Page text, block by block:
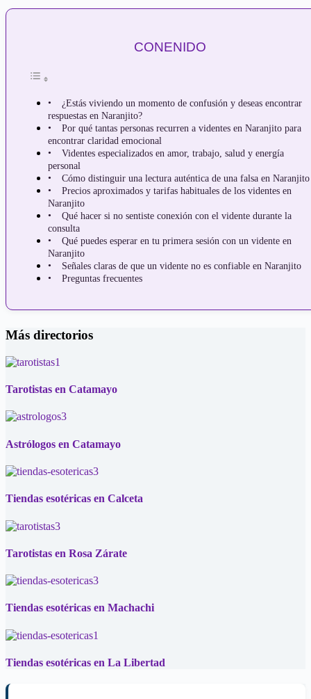
CONENIDO
¿Estás viviendo un momento de confusión y deseas encontrar
respuestas en Naranjito?
Por qué tantas personas recurren a videntes en Naranjito para
encontrar claridad emocional
Videntes especializados en amor, trabajo, salud y energía
personal
Cómo distinguir una lectura auténtica de una falsa en Naranjito
Precios aproximados y tarifas habituales de los videntes en
Naranjito
Qué hacer si no sentiste conexión con el vidente durante la
consulta
Qué puedes esperar en tu primera sesión con un vidente en
Naranjito
Señales claras de que un vidente no es confiable en Naranjito
Preguntas frecuentes
Más directorios
Tarotistas en Catamayo
Astrólogos en Catamayo
Tiendas esotéricas en Calceta
Tarotistas en Rosa Zárate
Tiendas esotéricas en Machachi
Tiendas esotéricas en La Libertad